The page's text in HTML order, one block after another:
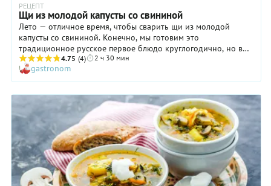
РЕЦЕПТ
Щи из молодой капусты со свининой
Лето — отличное время, чтобы сварить щи из молодой
капусты со свининой. Конечно, мы готовим это
традиционное русское первое блюдо круглогодично, но в
этом рецепте есть своя «изюминка». В чем же разница? В
той самой молодой капусте, листочки которой
необыкновенно нежные, хрустящие и сочные. Да и вкус их
очень деликатный, слегка сладковатый. Поэтому и щи из
молодой капусты получаются совершенно другими. Кстати,
нам кажется, что именно свинина в данном случае будет
идеальной основой супа, а вовсе не говядина. Попробуйте и
убедитесь сами! Помните, что щи со свининой из молодой
капусты готовятся несколько в ином режиме, нежели с
поздней: нашинкованные листья кочана следует добавлять в
самом конце варки, иначе они сильно разварятся.
4.75 (4) 2 ч 30 мин
gastronom